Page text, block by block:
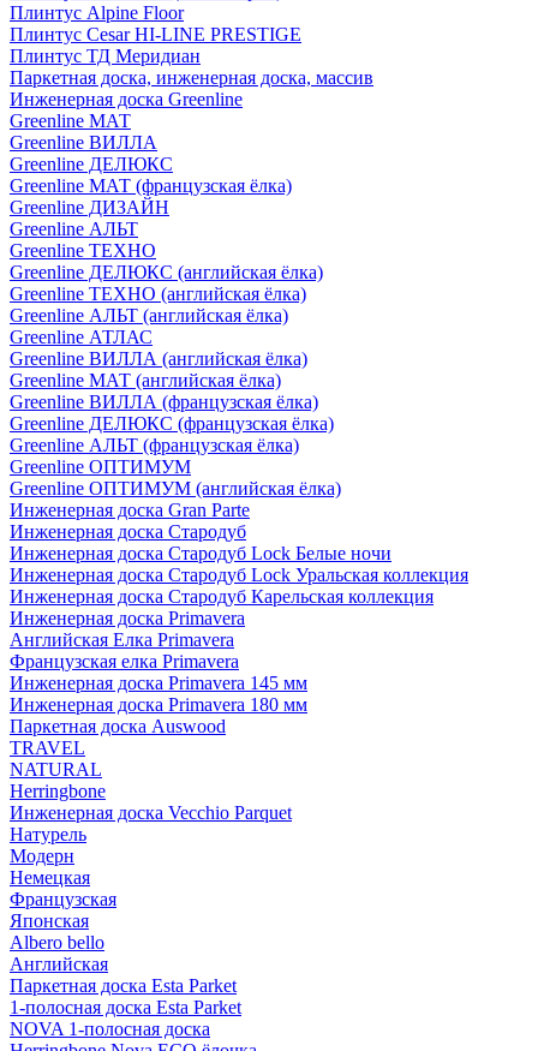
Плинтус Alpine Floor
Плинтус Cesar HI-LINE PRESTIGE
Плинтус ТД Меридиан
Паркетная доска, инженерная доска, массив
Инженерная доска Greenline
Greenline МАТ
Greenline ВИЛЛА
Greenline ДЕЛЮКС
Greenline МАТ (французская ёлка)
Greenline ДИЗАЙН
Greenline АЛЬТ
Greenline ТЕХНО
Greenline ДЕЛЮКС (английская ёлка)
Greenline ТЕХНО (английская ёлка)
Greenline АЛЬТ (английская ёлка)
Greenline АТЛАС
Greenline ВИЛЛА (английская ёлка)
Greenline МАТ (английская ёлка)
Greenline ВИЛЛА (французская ёлка)
Greenline ДЕЛЮКС (французская ёлка)
Greenline АЛЬТ (французская ёлка)
Greenline ОПТИМУМ
Greenline ОПТИМУМ (английская ёлка)
Инженерная доска Gran Parte
Инженерная доска Стародуб
Инженерная доска Стародуб Lock Белые ночи
Инженерная доска Стародуб Lock Уральская коллекция
Инженерная доска Стародуб Карельская коллекция
Инженерная доска Primavera
Английская Елка Primavera
Французская елка Primavera
Инженерная доска Primavera 145 мм
Инженерная доска Primavera 180 мм
Паркетная доска Auswood
TRAVEL
NATURAL
Herringbone
Инженерная доска Vecchio Parquet
Натурель
Модерн
Немецкая
Французская
Японская
Albero bello
Английская
Паркетная доска Esta Parket
1-полосная доска Esta Parket
NOVA 1-полосная доска